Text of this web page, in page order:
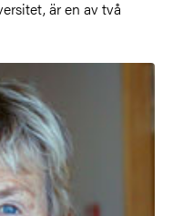
är en av två